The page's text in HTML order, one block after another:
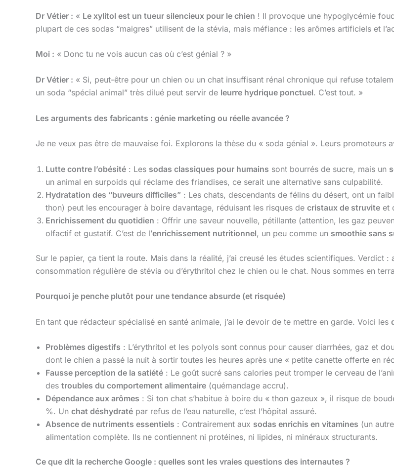
Dr Vétier : « Le xylitol est un tueur silencieux pour le chien ! Il provoque une hypoglycémie
plupart de ces sodas “maigres” utilisent de la stévia, mais méfiance : les arômes artificiels et
Moi : « Donc tu ne vois aucun cas où c’est génial ? »
Dr Vétier : « Si, peut-être pour un chien ou un chat insuffisant rénal chronique qui refuse
un soda “spécial animal” très dilué peut servir de leurre hydrique ponctuel. C’est tout. »
Les arguments des fabricants : génie marketing ou réelle avancée ?
Je ne veux pas être de mauvaise foi. Explorons la thèse du « soda génial ». Leurs promoteurs
Lutte contre l’obésité : Les sodas classiques pour humains sont bourrés de sucre, mais un
un animal en surpoids qui réclame des friandises, ce serait une alternative sans culpabilité.
Hydratation des “buveurs difficiles” : Les chats, descendants de félins du désert, ont un
thon) peut les encourager à boire davantage, réduisant les risques de cristaux de struvite et
Enrichissement du quotidien : Offrir une saveur nouvelle, pétillante (attention, les gaz
olfactif et gustatif. C’est de l’enrichissement nutritionnel, un peu comme un smoothie sans
Sur le papier, ça tient la route. Mais dans la réalité, j’ai creusé les études scientifiques. Verdict :
consommation régulière de stévia ou d’érythritol chez le chien ou le chat. Nous sommes en
Pourquoi je penche plutôt pour une tendance absurde (et risquée)
En tant que rédacteur spécialisé en santé animale, j’ai le devoir de te mettre en garde. Voici les
Problèmes digestifs : L’érythritol et les polyols sont connus pour causer diarrhées, gaz et
dont le chien a passé la nuit à sortir toutes les heures après une « petite canette offerte en
Fausse perception de la satiété : Le goût sucré sans calories peut tromper le cerveau de
des troubles du comportement alimentaire (quémandage accru).
Dépendance aux arômes : Si ton chat s’habitue à boire du « thon gazeux », il risque de
%. Un chat déshydraté par refus de l’eau naturelle, c’est l’hôpital assuré.
Absence de nutriments essentiels : Contrairement aux sodas enrichis en vitamines (un
alimentation complète. Ils ne contiennent ni protéines, ni lipides, ni minéraux structurants.
Ce que dit la recherche Google : quelles sont les vraies questions des internautes ?